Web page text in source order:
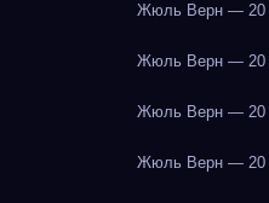
Жюль Верн — 20
Жюль Верн — 20
Жюль Верн — 20
Жюль Верн — 20